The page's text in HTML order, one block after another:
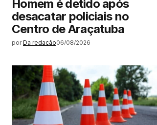
Homem é detido após
desacatar policiais no
Centro de Araçatuba
por Da redação06/08/2026